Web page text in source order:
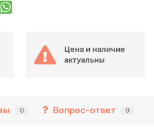
Цена и наличие
актуальны
0 Вопрос-ответ 0